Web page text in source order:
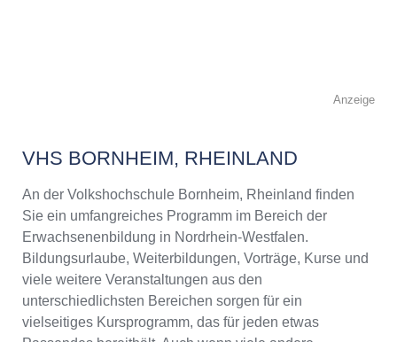
Anzeige
VHS BORNHEIM, RHEINLAND
An der Volkshochschule Bornheim, Rheinland finden
Sie ein umfangreiches Programm im Bereich der
Erwachsenenbildung in Nordrhein-Westfalen.
Bildungsurlaube, Weiterbildungen, Vorträge, Kurse und
viele weitere Veranstaltungen aus den
unterschiedlichsten Bereichen sorgen für ein
vielseitiges Kursprogramm, das für jeden etwas